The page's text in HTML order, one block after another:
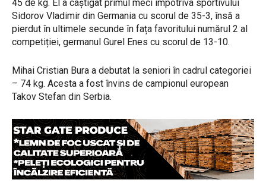
45 de kg. El a câștigat primul meci împotriva sportivului
Sidorov Vladimir din Germania cu scorul de 35-3, însă a
pierdut în ultimele secunde în fața favoritului numărul 2 al
competiției, germanul Gurel Enes cu scorul de 13-10.
Mihai Cristian Bura a debutat la seniori în cadrul categoriei
– 74 kg. Acesta a fost învins de campionul european
Takov Stefan din Serbia.